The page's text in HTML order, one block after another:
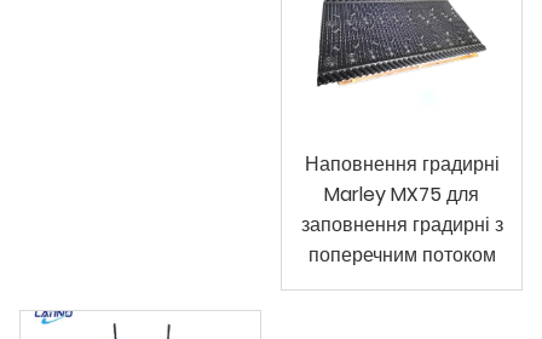
Наповнення градирні
Marley MX75 для
заповнення градирні з
поперечним потоком